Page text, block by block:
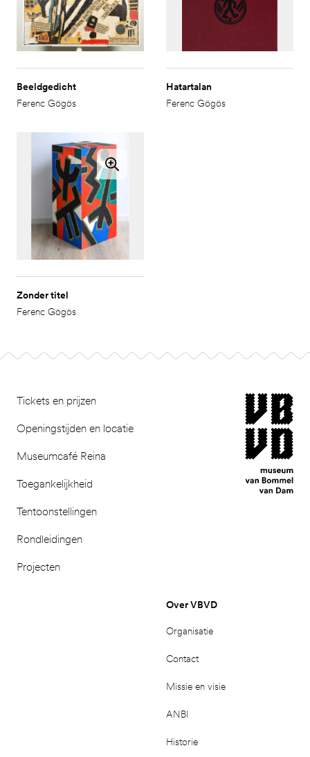
Beeldgedicht
Ferenc Gögös
Hatartalan
Ferenc Gögös
Zonder titel
Ferenc Gögös
Tickets en prijzen
Openingstijden en locatie
Museumcafé Reina
Toegankelijkheid
Tentoonstellingen
Rondleidingen
Projecten
museum van
Over VBVD
Organisatie
Contact
Missie en visie
ANBI
Historie